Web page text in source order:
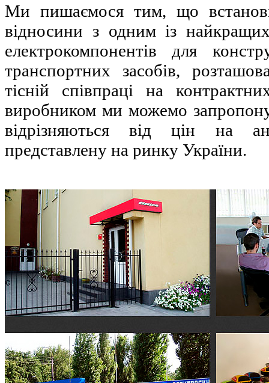
Ми пишаємося тим, що
відносини з одним із
електрокомпонентів для
транспортних засобів,
тісній співпраці на
виробником ми можемо
відрізняються від цін на
представлену на ринку України.